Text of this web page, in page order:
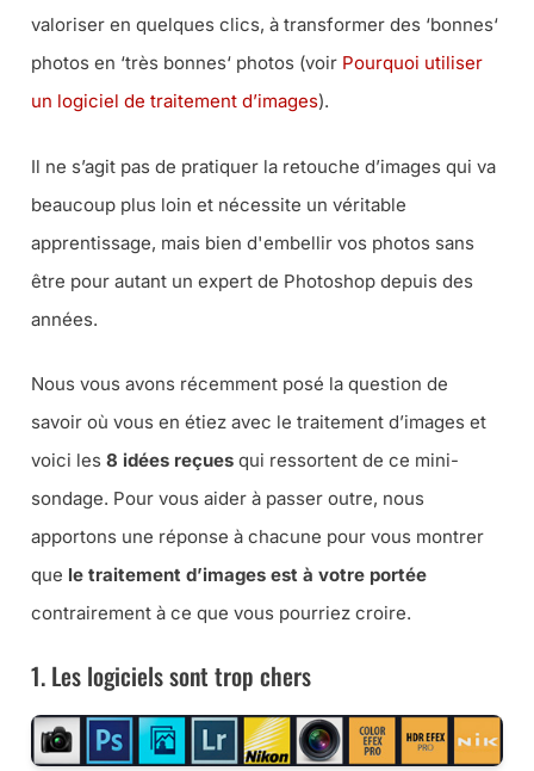
valoriser en quelques clics, à transformer des ‘bonnes‘
photos en ‘très bonnes‘ photos (voir Pourquoi utiliser
un logiciel de traitement d’images).
Il ne s’agit pas de pratiquer la retouche d’images qui va
beaucoup plus loin et nécessite un véritable
apprentissage, mais bien d'embellir vos photos sans
être pour autant un expert de Photoshop depuis des
années.
Nous vous avons récemment posé la question de
savoir où vous en étiez avec le traitement d’images et
voici les 8 idées reçues qui ressortent de ce mini-
sondage. Pour vous aider à passer outre, nous
apportons une réponse à chacune pour vous montrer
que le traitement d’images est à votre portée
contrairement à ce que vous pourriez croire.
1. Les logiciels sont trop chers